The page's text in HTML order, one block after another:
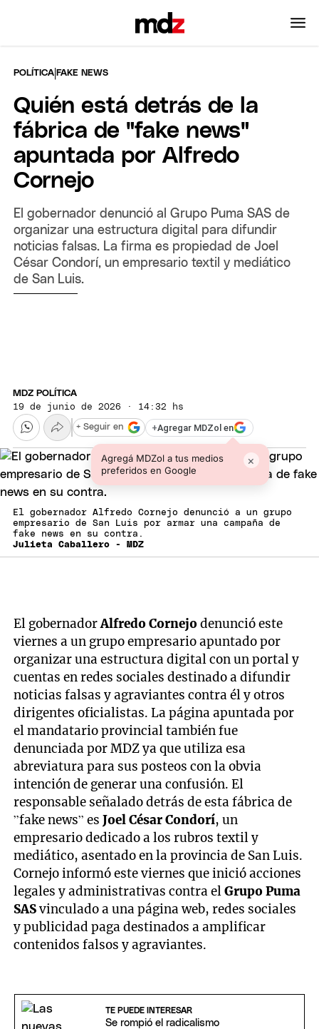
POLÍTICA |FAKE NEWS
Quién está detrás de la
fábrica de "fake news"
apuntada por Alfredo
Cornejo
El gobernador denunció al Grupo Puma SAS de
organizar una estructura digital para difundir
noticias falsas. La firma es propiedad de Joel
César Condorí, un empresario textil y mediático
de San Luis.
MDZ POLÍTICA
19 de junio de 2026 · 14:32 hs
+Agregar MDZol en
Agregá MDZol a tus medios
preferidos en Google
×
+ Seguir en
El gobernador Alfredo Cornejo denunció a un grupo
empresario de San Luis por armar una campaña de
fake news en su contra.
Julieta Caballero - MDZ
El gobernadorAlfredo Cornejodenunció este
viernes a un grupo empresario apuntado por
organizar una estructura digital con un portal y
cuentas en redes sociales destinado a difundir
noticias falsas y agraviantes contra él y otros
dirigentes oficialistas. La página apuntada por
el mandatario provincial también fue
denunciada por MDZ ya que utiliza esa
abreviatura para sus posteos con la obvia
intención de generar una confusión. El
responsable señalado detrás de esta fábrica de
”fake news” esJoel César Condorí, un
empresario dedicado a los rubros textil y
mediático, asentado en la provincia de San Luis.
Cornejo informó este viernes que inició acciones
legales y administrativas contra elGrupo Puma
SASvinculado a una página web, redes sociales
y publicidad paga destinados a amplificar
contenidos falsos y agraviantes.
TE PUEDE INTERESAR
Se rompió el radicalismo